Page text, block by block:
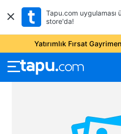
Tapu.com uygulaması
store'da!
Yatırımlık Fırsat